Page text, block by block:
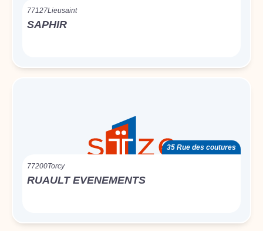
77127Lieusaint
SAPHIR
35 Rue des coutures
77200Torcy
RUAULT EVENEMENTS